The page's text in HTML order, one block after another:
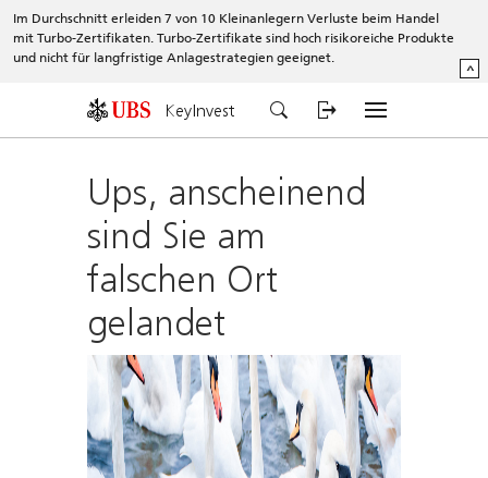
Im Durchschnitt erleiden 7 von 10 Kleinanlegern Verluste beim Handel
mit Turbo-Zertifikaten. Turbo-Zertifikate sind hoch risikoreiche Produkte
und nicht für langfristige Anlagestrategien geeignet.
^
KeyInvest
Ups, anscheinend
sind Sie am
falschen Ort
gelandet